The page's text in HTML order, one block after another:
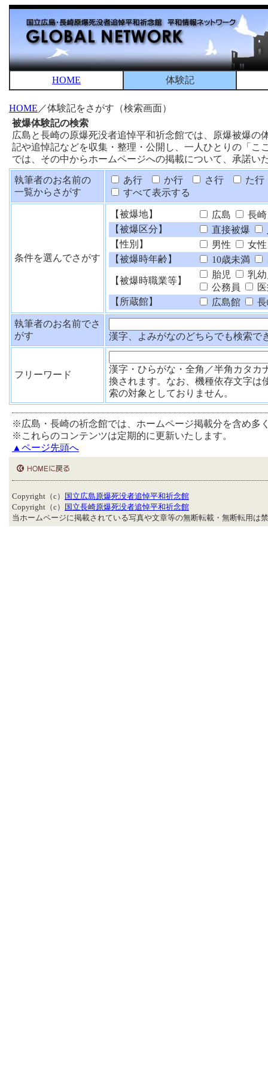
HOME 体験記
HOME ／体験記をさがす（検索画面）
被爆体験記の検索
広島と長崎の原爆死没者追悼平和祈念館では、原爆被爆
記や追悼記などを収集・整理・公開し、一人ひとりの「
では、その中からホームページへの掲載について、承諾い
執筆者のお名前の
一覧からさがす
あ行 か行 さ行
た行
すべて表示する
条件を選んでさがす
【被爆地】 広島
長崎
【被爆区分】
直接被爆
【性別】
男性
女性
【被爆時年齢】
10歳未満
【被爆時職業等】
胎児
乳
公務員
【所蔵館】
広島館
執筆者のお名前でさ
がす
漢字、よみがなのどちらでも検索で
フリーワード
漢字・ひらがな・全角／半角カタカ
換されます。なお、機種依存文字は
索の対象としておりません。
※広島・長崎の祈念館では、ホームページ掲載分を含め多
※これらのコンテンツは定期的に更新いたします。
▲ページ先頭へ
Copyright（c）
国立広島原爆死没者追悼平和祈念館
Copyright（c）
国立長崎原爆死没者追悼平和祈念館
当ホームページに掲載されている写真や文章等の無断転載・無断転用は